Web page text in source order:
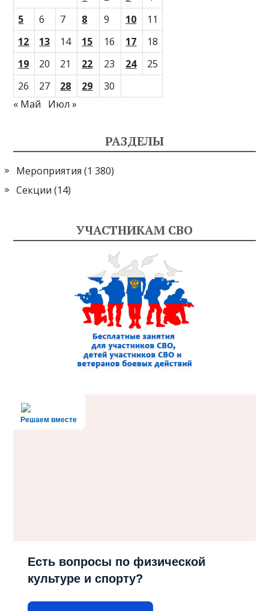
5
6 7 8 9 10
11
12
13 14 15 16 17
18
19
20 21 22 23 24
25
26
27 28 29
30
« Май
Июл »
РАЗДЕЛЫ
Мероприятия (1 380)
Секции (14)
УЧАСТНИКАМ СВО
Решаем вместе
Есть вопросы по физической
культуре и спорту?